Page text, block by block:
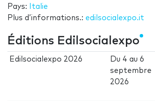
Pays:
Italie
Plus d’informations.: edilsocialexpo.it
Éditions Edilsocialexpo
Edilsocialexpo 2026 Du 4 au6
septembre
2026